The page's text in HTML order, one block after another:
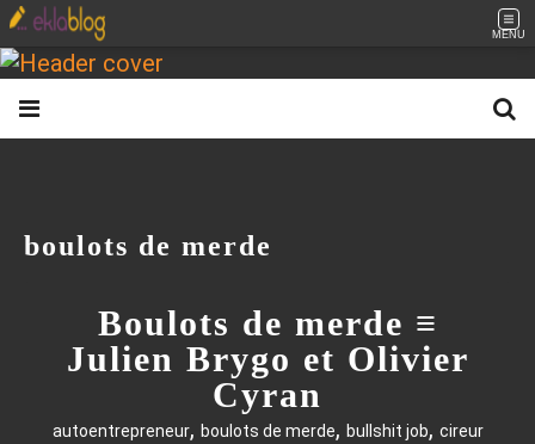
MENU
boulots de merde
Boulots de merde ≡
Julien Brygo et Olivier
Cyran
autoentrepreneur, boulots de merde, bullshit job, cireur